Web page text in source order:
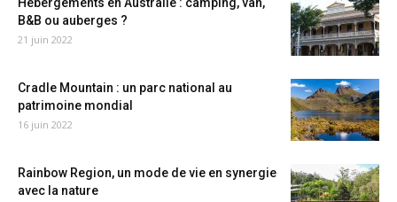
B&B ou auberges ?
21 juin 2022
Cradle Mountain : un parc national au
patrimoine mondial
16 juin 2022
Rainbow Region, un mode de vie en synergie
avec la nature